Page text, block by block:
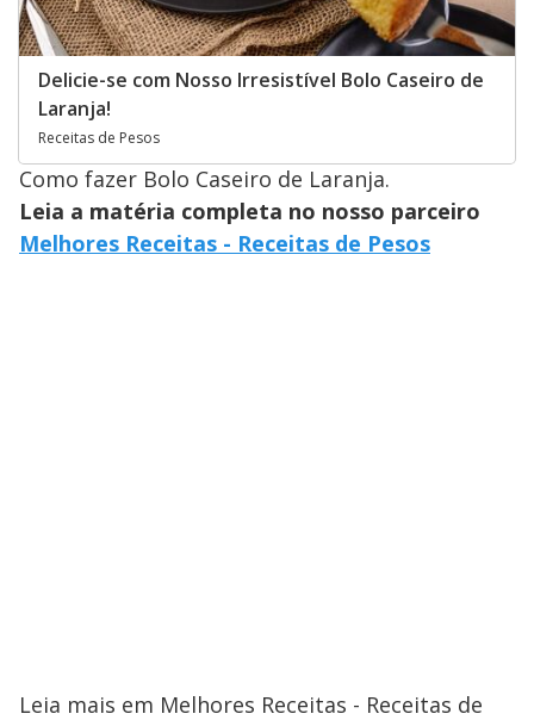
Delicie-se com Nosso Irresistível Bolo Caseiro de
Laranja!
Receitas de Pesos
Como fazer Bolo Caseiro de Laranja.
Leia a matéria completa no nosso parceiro
Melhores Receitas - Receitas de Pesos
Leia mais em Melhores Receitas - Receitas de